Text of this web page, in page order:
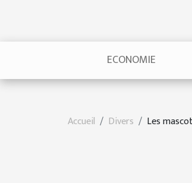
ECONOMIE
Accueil Divers Les